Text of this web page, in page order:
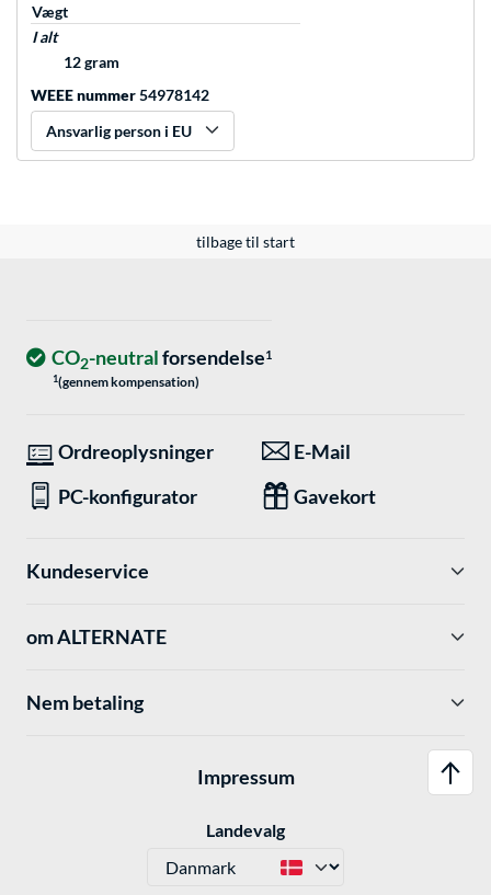
Vægt
I alt
12 gram
WEEE nummer54978142
Ansvarlig person i EU
tilbage til start
CO2-neutralforsendelse1
1(gennem kompensation)
Ordreoplysninger
E-Mail
PC-konfigurator
Gavekort
Kundeservice
om ALTERNATE
Nem betaling
Impressum
Landevalg